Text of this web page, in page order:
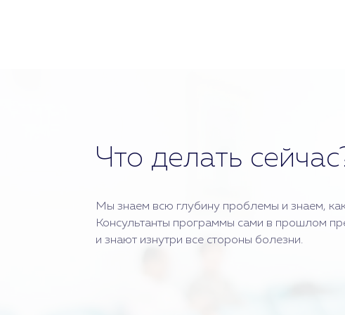
Что делать
Мы знаем всю глубину проблемы и знаем,
Консультанты программы сами в прошлом
и знают изнутри все стороны болезни.